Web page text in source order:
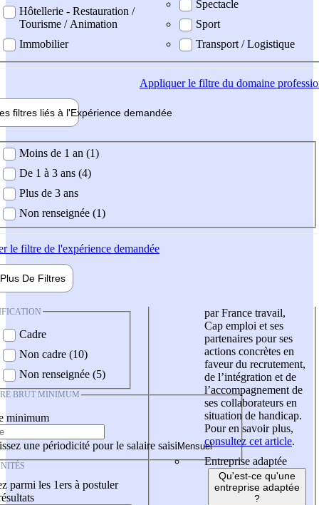
Hôtellerie - Restauration /
Tourisme / Animation
Immobilier
Spectacle
Sport
Transport / Logistique
Appliquerle filtre du domaine
filtres liés à l'Expérience demandée
demandée
Moins de 1 an (1)
De 1 à 3 ans (4)
Plus de 3 ans
Non renseignée (1)
le filtre de l'expérience demandée
Plus De Filtres
Cadre
Non cadre (10)
Non renseignée (5)
BRUT MINIMUM
minimum
une périodicité pour le salaire saisi
parmi les 1ers à postuler
par France travail,
Cap emploi et ses
partenaires pour ses
actions concrètes en
faveur du recrutement,
de l’intégration et de
l’accompagnement de
ses collaborateurs en
situation de handicap.
Pour en savoir plus,
consultez cet article.
Entreprise adaptée
Qu'est-ce qu'une
entreprise adaptée
?